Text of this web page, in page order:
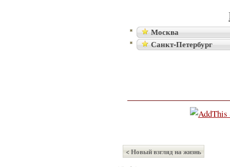
Москва
Санкт-Петербург
< Новый взгляд на жизнь